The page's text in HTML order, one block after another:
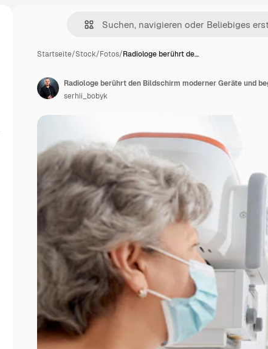
Startseite/Stock/Fotos/Radiologe berührt de…
serhii_bobyk